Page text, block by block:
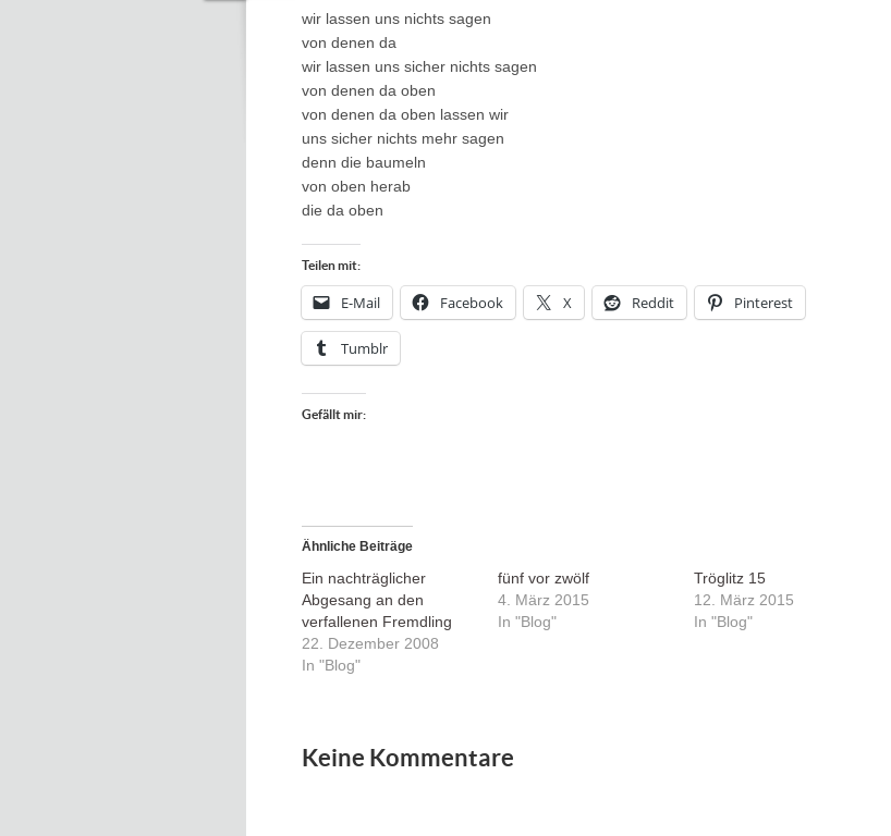
wir lassen uns nichts sagen
von denen da
wir lassen uns sicher nichts sagen
von denen da oben
von denen da oben lassen wir
uns sicher nichts mehr sagen
denn die baumeln
von oben herab
die da oben
Teilen mit:
E-Mail Facebook X Reddit Pinterest
Tumblr
Gefällt mir:
Ähnliche Beiträge
Ein nachträglicher
Abgesang an den
verfallenen Fremdling
22. Dezember 2008
In "Blog"
fünf vor zwölf
4. März 2015
In "Blog"
Tröglitz 15
12. März 2015
In "Blog"
Keine Kommentare